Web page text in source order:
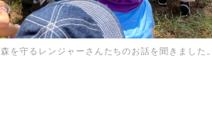
森を守るレンジャーさんたちのお話を聞きました。